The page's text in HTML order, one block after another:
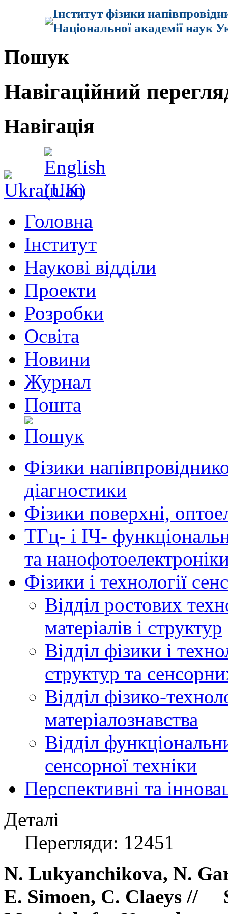
Інститут фізики
Національної академії наук
Пошук
Навігаційний
Навігація
Головна
Інститут
Наукові відділи
Проекти
Розробки
Освіта
Новини
Журнал
Пошта
Фізики
діагностики
Фізики поверхні,
ТГц- і ІЧ-
та
Фізики і технології
Відділ ростових
матеріалів і структур
Відділ фізики і
структур та
Відділ фізико-
матеріалознавства
Відділ
сенсорної техніки
Перспективні та
Деталі
Перегляди: 12451
N. Lukyanchikova, N.
E. Simoen, C. Claeys //